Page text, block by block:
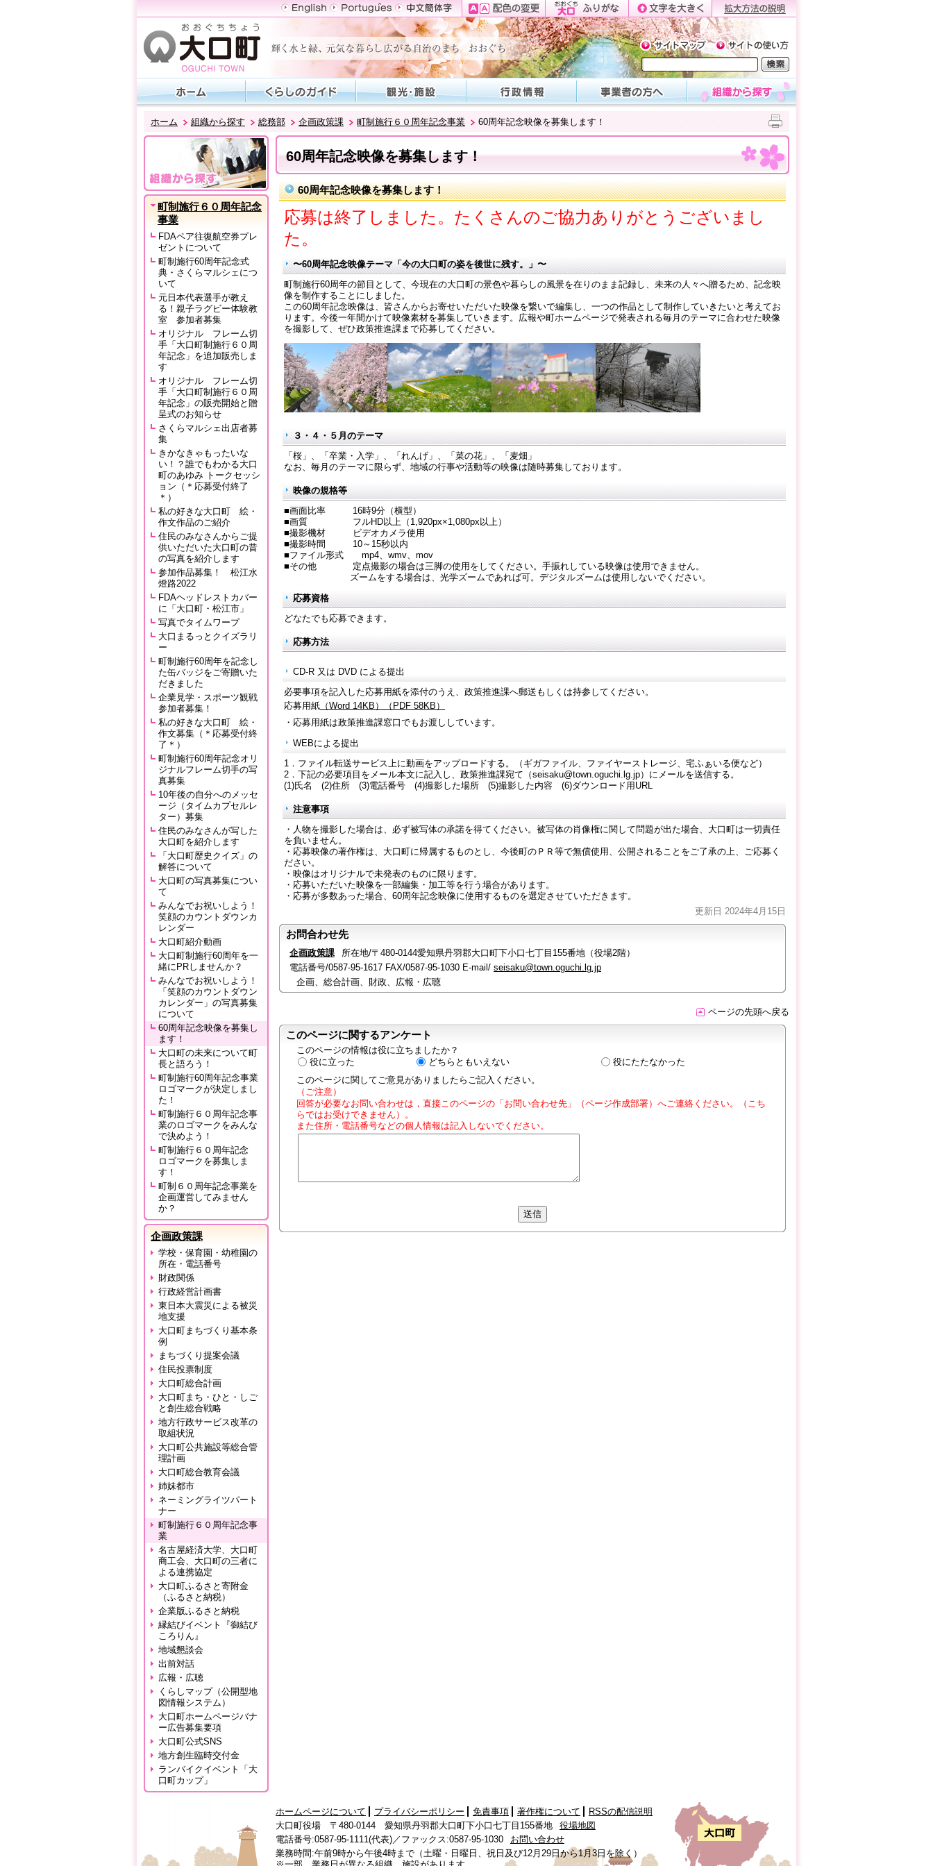
ホーム 組織から探す 総務部 企画政策課 町制施行６０周年記念事業 60周年記念映像を募集します！
町制施行６０周年記念
事業
FDAペア往復航空券プレ
ゼントについて
町制施行60周年記念式
典・さくらマルシェにつ
いて
元日本代表選手が教え
る！親子ラグビー体験教
室 参加者募集
オリジナル フレーム切
手「大口町制施行６０周
年記念」を追加販売しま
す
オリジナル フレーム切
手「大口町制施行６０周
年記念」の販売開始と贈
呈式のお知らせ
さくらマルシェ出店者募
集
きかなきゃもったいな
い！？誰でもわかる大口
町のあゆみ トークセッシ
ョン（＊応募受付終了
＊）
私の好きな大口町 絵・
作文作品のご紹介
住民のみなさんからご提
供いただいた大口町の昔
の写真を紹介します
参加作品募集！ 松江水
燈路2022
FDAヘッドレストカバー
に「大口町・松江市」
写真でタイムワープ
大口まるっとクイズラリ
ー
町制施行60周年を記念し
た缶バッジをご寄贈いた
だきました
企業見学・スポーツ観戦
参加者募集！
私の好きな大口町 絵・
作文募集（＊応募受付終
了＊）
町制施行60周年記念オリ
ジナルフレーム切手の写
真募集
10年後の自分へのメッセ
ージ（タイムカプセルレ
ター）募集
住民のみなさんが写した
大口町を紹介します
「大口町歴史クイズ」の
解答について
大口町の写真募集につい
て
みんなでお祝いしよう！
笑顔のカウントダウンカ
レンダー
大口町紹介動画
大口町制施行60周年を一
緒にPRしませんか？
みんなでお祝いしよう！
「笑顔のカウントダウン
カレンダー」の写真募集
について
60周年記念映像を募集し
ます！
大口町の未来について町
長と語ろう！
町制施行60周年記念事業
ロゴマークが決定しまし
た！
町制施行６０周年記念事
業のロゴマークをみんな
で決めよう！
町制施行６０周年記念
ロゴマークを募集しま
す！
町制６０周年記念事業を
企画運営してみません
か？
企画政策課
学校・保育園・幼稚園の
所在・電話番号
財政関係
行政経営計画書
東日本大震災による被災
地支援
大口町まちづくり基本条
例
まちづくり提案会議
住民投票制度
大口町総合計画
大口町まち・ひと・しご
と創生総合戦略
地方行政サービス改革の
取組状況
大口町公共施設等総合管
理計画
大口町総合教育会議
姉妹都市
ネーミングライツパート
ナー
町制施行６０周年記念事
業
名古屋経済大学、大口町
商工会、大口町の三者に
よる連携協定
大口町ふるさと寄附金
（ふるさと納税）
企業版ふるさと納税
縁結びイベント『御結び
ころりん』
地域懇談会
出前対話
広報・広聴
くらしマップ（公開型地
図情報システム）
大口町ホームページバナ
ー広告募集要項
大口町公式SNS
地方創生臨時交付金
ランバイクイベント「大
口町カップ」
60周年記念映像を募集します！
60周年記念映像を募集します！
応募は終了しました。たくさんのご協力ありがとうございまし
た。
〜60周年記念映像テーマ「今の大口町の姿を後世に残す。」〜
町制施行60周年の節目として、今現在の大口町の景色や暮らしの風景を在りのまま記録し、未来の人々へ贈るため、記念映
像を制作することにしました。
この60周年記念映像は、皆さんからお寄せいただいた映像を繋いで編集し、一つの作品として制作していきたいと考えてお
ります。今後一年間かけて映像素材を募集していきます。広報や町ホームページで発表される毎月のテーマに合わせた映像
を撮影して、ぜひ政策推進課まで応募してください。
３・４・５月のテーマ
「桜」、「卒業・入学」、「れんげ」、「菜の花」、「麦畑」
なお、毎月のテーマに限らず、地域の行事や活動等の映像は随時募集しております。
映像の規格等
■画面比率 16時9分（横型）
■画質 フルHD以上（1,920px×1,080px以上）
■撮影機材 ビデオカメラ使用
■撮影時間 10～15秒以内
■ファイル形式 mp4、wmv、mov
■その他 定点撮影の場合は三脚の使用をしてください。手振れしている映像は使用できません。
ズームをする場合は、光学ズームであれば可。デジタルズームは使用しないでください。
応募資格
どなたでも応募できます。
応募方法
CD-R 又は DVD による提出
必要事項を記入した応募用紙を添付のうえ、政策推進課へ郵送もしくは持参してください。
応募用紙 （Word 14KB）
（PDF 58KB）
・応募用紙は政策推進課窓口でもお渡ししています。
WEBによる提出
1．ファイル転送サービス上に動画をアップロードする。（ギガファイル、ファイヤーストレージ、宅ふぁいる便など）
2．下記の必要項目をメール本文に記入し、政策推進課宛て（seisaku@town.oguchi.lg.jp）にメールを送信する。
(1)氏名 (2)住所 (3)電話番号 (4)撮影した場所 (5)撮影した内容 (6)ダウンロード用URL
注意事項
・人物を撮影した場合は、必ず被写体の承諾を得てください。被写体の肖像権に関して問題が出た場合、大口町は一切責任
を負いません。
・応募映像の著作権は、大口町に帰属するものとし、今後町のＰＲ等で無償使用、公開されることをご了承の上、ご応募く
ださい。
・映像はオリジナルで未発表のものに限ります。
・応募いただいた映像を一部編集・加工等を行う場合があります。
・応募が多数あった場合、60周年記念映像に使用するものを選定させていただきます。
更新日 2024年4月15日
お問合わせ先
企画政策課
所在地/〒480-0144愛知県丹羽郡大口町下小口七丁目155番地（役場2階）
電話番号/0587-95-1617 FAX/0587-95-1030 E-mail/ seisaku@town.oguchi.lg.jp
企画、総合計画、財政、広報・広聴
ページの先頭へ戻る
このページに関するアンケート
このページの情報は役に立ちましたか？
役に立った
どちらともいえない
役にたたなかった
このページに関してご意見がありましたらご記入ください。
（ご注意）
回答が必要なお問い合わせは，直接このページの「お問い合わせ先」（ページ作成部署）へご連絡ください。（こち
らではお受けできません）。
また住所・電話番号などの個人情報は記入しないでください。
ホームページについて プライバシーポリシー 免責事項 著作権について
RSSの配信説明
大口町役場 〒480-0144 愛知県丹羽郡大口町下小口七丁目155番地
役場地図
電話番号:0587-95-1111(代表)／ファックス:0587-95-1030
お問い合わせ
業務時間:午前9時から午後4時まで（土曜・日曜日、祝日及び12月29日から1月3日を除く）